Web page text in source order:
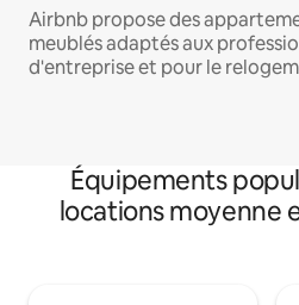
Airbnb propose des
meublés adaptés aux
d'entreprise et pour le
Équipements
locations moyenne